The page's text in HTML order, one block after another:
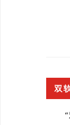
双
“